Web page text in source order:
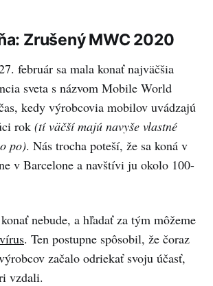
Zrušený MWC 2020
február sa mala konať najväčšia
sveta s názvom Mobile World
kedy výrobcovia mobilov uvádzajú
rok (tí väčší majú navyše vlastné
po). Nás trocha poteší, že sa koná v
v Barcelone a navštívi ju okolo 100-
nebude, a hľadať za tým môžeme
. Ten postupne spôsobil, že čoraz
začalo odriekať svoju účasť,
vzdali.